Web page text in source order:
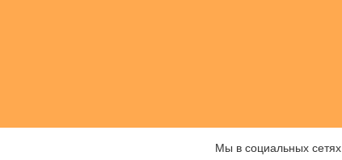
Мы в социальных сетях